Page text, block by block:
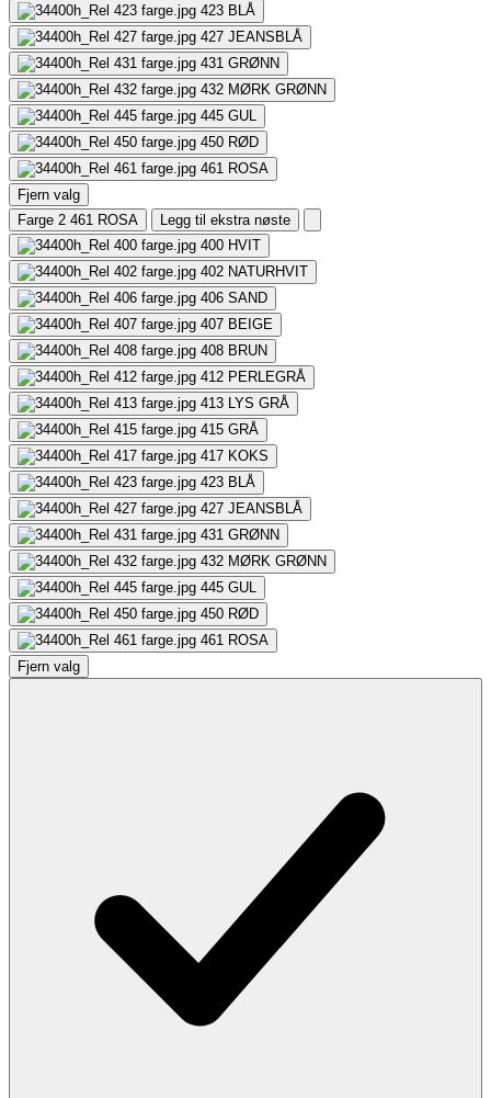
423 BLÅ
427 JEANSBLÅ
431 GRØNN
432 MØRK GRØNN
445 GUL
450 RØD
461 ROSA
Fjern valg
Farge 2 461 ROSA
Legg til ekstra nøste
400 HVIT
402 NATURHVIT
406 SAND
407 BEIGE
408 BRUN
412 PERLEGRÅ
413 LYS GRÅ
415 GRÅ
417 KOKS
423 BLÅ
427 JEANSBLÅ
431 GRØNN
432 MØRK GRØNN
445 GUL
450 RØD
461 ROSA
Fjern valg